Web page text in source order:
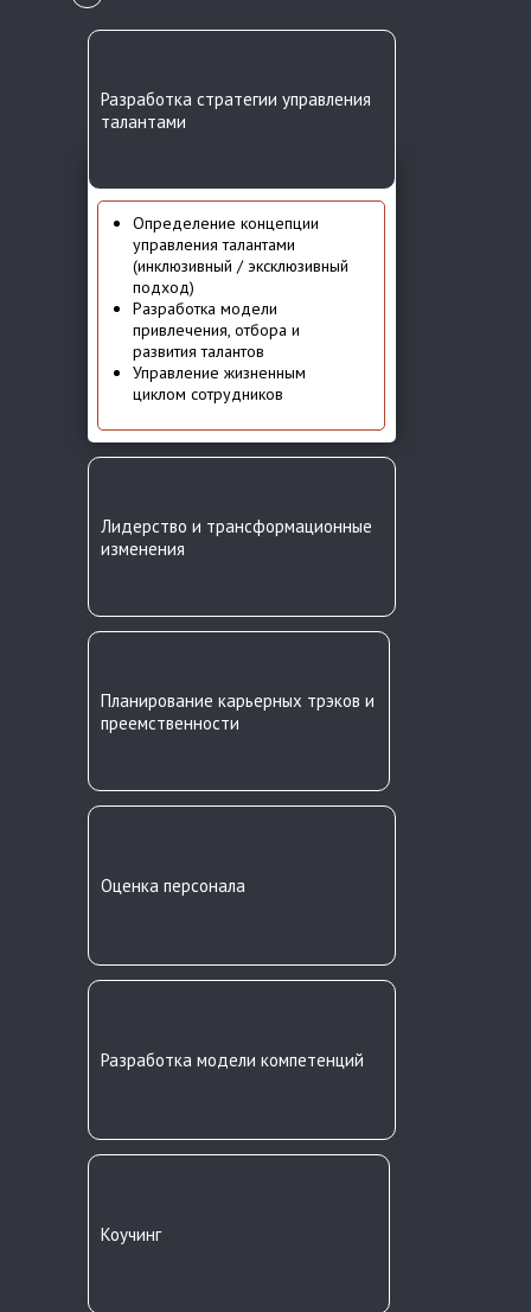
Определение концепции
управления талантами
(инклюзивный / эксклюзивный
подход)
Разработка модели
привлечения, отбора и
развития талантов
Управление жизненным
циклом сотрудников
Оценка персонала
Коучинг
Разработка модели компетенций
Лидерство и трансформационные
изменения
Планирование карьерных трэков и
преемственности
Разработка стратегии управления
талантами